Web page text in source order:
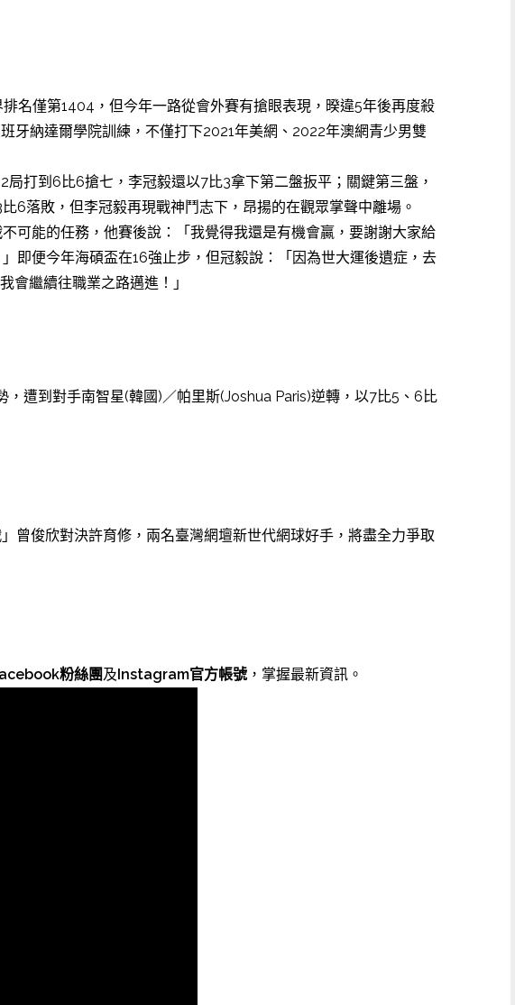
名僅第1404，但今年一路從會外賽有搶眼表現，暌違5年後再度殺
牙納達爾學院訓練，不僅打下2021年美網、2022年澳網青少男雙
打到6比6搶七，李冠毅還以7比3拿下第二盤扳平；關鍵第三盤，
6落敗，但李冠毅再現戰神鬥志下，昂揚的在觀眾掌聲中離場。
可能的任務，他賽後說：「我覺得我還是有機會贏，要謝謝大家給
即便今年海碩盃在16強止步，但冠毅說：「因為世大運後遺症，去
會繼續往職業之路邁進！」
遭到對手南智星(韓國)／帕里斯(Joshua Paris)逆轉，以7比5、6比
曾俊欣對決許育修，兩名臺灣網壇新世代網球好手，將盡全力爭取
粉絲團及Instagram官方帳號，掌握最新資訊。